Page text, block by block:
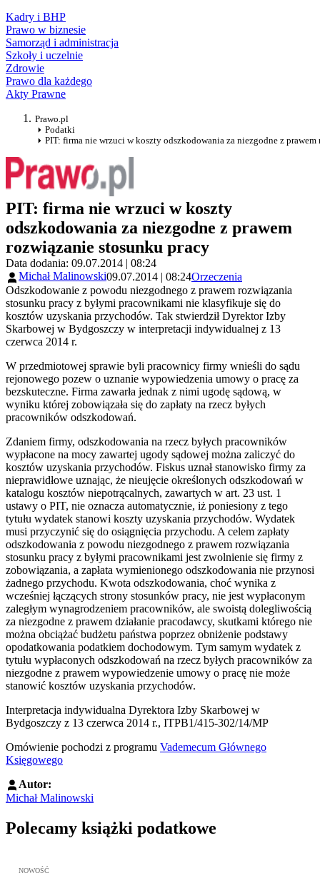
Kadry i BHP
Prawo w biznesie
Samorząd i administracja
Szkoły i uczelnie
Zdrowie
Prawo dla każdego
Akty Prawne
Prawo.pl
Podatki
PIT: firma nie wrzuci w koszty odszkodowania za niezgodne z
PIT: firma nie wrzuci w koszty
odszkodowania za niezgodne z prawem
rozwiązanie stosunku pracy
Data dodania: 09.07.2014 | 08:24
Michał Malinowski09.07.2014 | 08:24Orzeczenia
Odszkodowanie z powodu niezgodnego z prawem rozwiązania
stosunku pracy z byłymi pracownikami nie klasyfikuje się do
kosztów uzyskania przychodów. Tak stwierdził Dyrektor Izby
Skarbowej w Bydgoszczy w interpretacji indywidualnej z 13
czerwca 2014 r.
W przedmiotowej sprawie byli pracownicy firmy wnieśli do sądu
rejonowego pozew o uznanie wypowiedzenia umowy o pracę za
bezskuteczne. Firma zawarła jednak z nimi ugodę sądową, w
wyniku której zobowiązała się do zapłaty na rzecz byłych
pracowników odszkodowań.
Zdaniem firmy, odszkodowania na rzecz byłych pracowników
wypłacone na mocy zawartej ugody sądowej można zaliczyć do
kosztów uzyskania przychodów. Fiskus uznał stanowisko firmy za
nieprawidłowe uznając, że nieujęcie określonych odszkodowań w
katalogu kosztów niepotrącalnych, zawartych w art. 23 ust. 1
ustawy o PIT, nie oznacza automatycznie, iż poniesiony z tego
tytułu wydatek stanowi koszty uzyskania przychodów. Wydatek
musi przyczynić się do osiągnięcia przychodu. A celem zapłaty
odszkodowania z powodu niezgodnego z prawem rozwiązania
stosunku pracy z byłymi pracownikami jest zwolnienie się firmy z
zobowiązania, a zapłata wymienionego odszkodowania nie przynosi
żadnego przychodu. Kwota odszkodowania, choć wynika z
wcześniej łączących strony stosunków pracy, nie jest wypłaconym
zaległym wynagrodzeniem pracowników, ale swoistą dolegliwością
za niezgodne z prawem działanie pracodawcy, skutkami którego nie
można obciążać budżetu państwa poprzez obniżenie podstawy
opodatkowania podatkiem dochodowym. Tym samym wydatek z
tytułu wypłaconych odszkodowań na rzecz byłych pracowników za
niezgodne z prawem wypowiedzenie umowy o pracę nie może
stanowić kosztów uzyskania przychodów.
Interpretacja indywidualna Dyrektora Izby Skarbowej w
Bydgoszczy z 13 czerwca 2014 r., ITPB1/415-302/14/MP
Omówienie pochodzi z programu Vademecum Głównego
Księgowego
Autor:
Michał Malinowski
Polecamy książki podatkowe
Przejdź do: JPK_VAT krok po kroku ebook, Patrycja Kubiesa -
NOWOŚĆ